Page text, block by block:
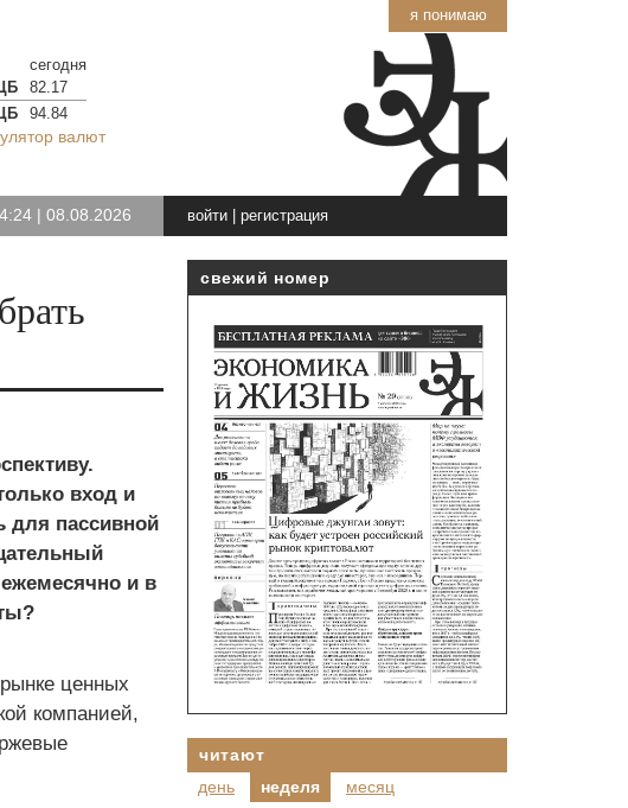
я понимаю
сегодня
82.17
94.84
валют
| 08.08.2026 войти| регистрация
вход и
для пассивной
и в
ценных
компанией,
свежий номер
читают
день
неделя месяц